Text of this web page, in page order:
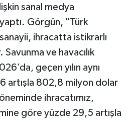
sanal medya
yaptı. Görgün, "Türk
ihracatta istikrarlı
ve havacılık
geçen yılın aynı
artışla 802,8 milyon dolar
ihracatımız,
göre yüzde 29,5 artışla